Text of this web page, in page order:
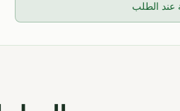
عند الطلب